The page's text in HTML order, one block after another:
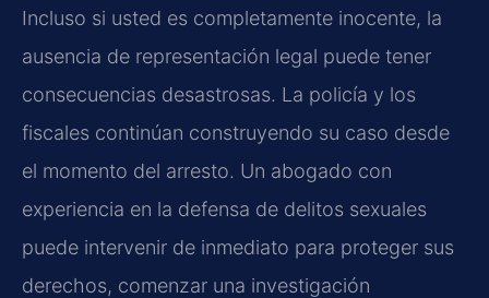
Incluso si usted es completamente inocente, la
ausencia de representación legal puede tener
consecuencias desastrosas. La policía y los
fiscales continúan construyendo su caso desde
el momento del arresto. Un abogado con
experiencia en la defensa de delitos sexuales
puede intervenir de inmediato para proteger sus
derechos, comenzar una investigación